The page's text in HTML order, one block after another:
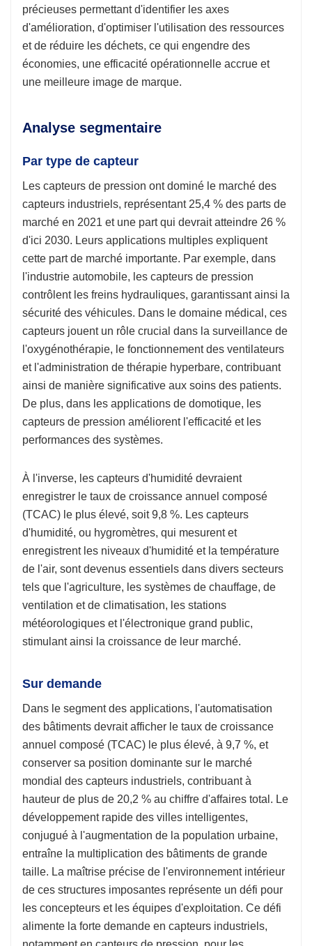
précieuses permettant d'identifier les axes
d'amélioration, d'optimiser l'utilisation des ressources
et de réduire les déchets, ce qui engendre des
économies, une efficacité opérationnelle accrue et
une meilleure image de marque.
Analyse segmentaire
Par type de capteur
Les capteurs de pression ont dominé le marché des
capteurs industriels, représentant 25,4 % des parts de
marché en 2021 et une part qui devrait atteindre 26 %
d'ici 2030. Leurs applications multiples expliquent
cette part de marché importante. Par exemple, dans
l'industrie automobile, les capteurs de pression
contrôlent les freins hydrauliques, garantissant ainsi la
sécurité des véhicules. Dans le domaine médical, ces
capteurs jouent un rôle crucial dans la surveillance de
l'oxygénothérapie, le fonctionnement des ventilateurs
et l'administration de thérapie hyperbare, contribuant
ainsi de manière significative aux soins des patients.
De plus, dans les applications de domotique, les
capteurs de pression améliorent l'efficacité et les
performances des systèmes.
À l'inverse, les capteurs d'humidité devraient
enregistrer le taux de croissance annuel composé
(TCAC) le plus élevé, soit 9,8 %. Les capteurs
d'humidité, ou hygromètres, qui mesurent et
enregistrent les niveaux d'humidité et la température
de l'air, sont devenus essentiels dans divers secteurs
tels que l'agriculture, les systèmes de chauffage, de
ventilation et de climatisation, les stations
météorologiques et l'électronique grand public,
stimulant ainsi la croissance de leur marché.
Sur demande
Dans le segment des applications, l'automatisation
des bâtiments devrait afficher le taux de croissance
annuel composé (TCAC) le plus élevé, à 9,7 %, et
conserver sa position dominante sur le marché
mondial des capteurs industriels, contribuant à
hauteur de plus de 20,2 % au chiffre d'affaires total. Le
développement rapide des villes intelligentes,
conjugué à l'augmentation de la population urbaine,
entraîne la multiplication des bâtiments de grande
taille. La maîtrise précise de l'environnement intérieur
de ces structures imposantes représente un défi pour
les concepteurs et les équipes d'exploitation. Ce défi
alimente la forte demande en capteurs industriels,